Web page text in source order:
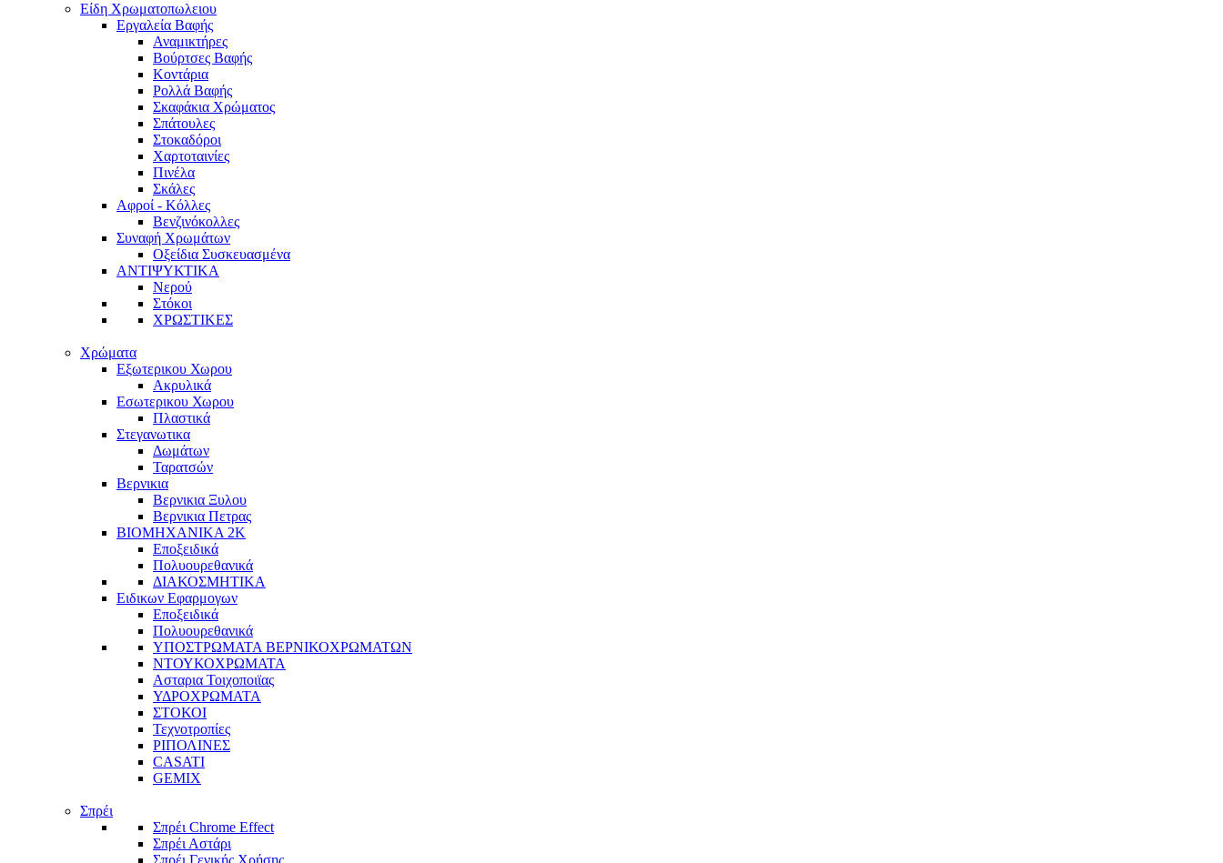
Είδη Χρωματοπωλειου
Εργαλεία Βαφής
Αναμικτήρες
Βούρτσες Βαφής
Κοντάρια
Ρολλά Βαφής
Σκαφάκια Χρώματος
Σπάτουλες
Στοκαδόροι
Χαρτοταινίες
Πινέλα
Σκάλες
Αφροί - Κόλλες
Βενζινόκολλες
Συναφή Χρωμάτων
Οξείδια Συσκευασμένα
ΑΝΤΙΨΥΚΤΙΚΑ
Νερού
Στόκοι
ΧΡΩΣΤΙΚΕΣ
Χρώματα
Εξωτερικου Χωρου
Ακρυλικά
Εσωτερικου Χωρου
Πλαστικά
Στεγανωτικα
Δωμάτων
Ταρατσών
Βερνικια
Βερνικια Ξυλου
Βερνικια Πετρας
ΒΙΟΜΗΧΑΝΙΚΑ 2Κ
Εποξειδικά
Πολυουρεθανικά
ΔΙΑΚΟΣΜΗΤΙΚΑ
Ειδικων Εφαρμογων
Εποξειδικά
Πολυουρεθανικά
ΥΠΟΣΤΡΩΜΑΤΑ ΒΕΡΝΙΚΟΧΡΩΜΑΤΩΝ
ΝΤΟΥΚΟΧΡΩΜΑΤΑ
Ασταρια Τοιχοποιϊας
ΥΔΡΟΧΡΩΜΑΤΑ
ΣΤΟΚΟΙ
Τεχνοτροπίες
ΡΙΠΟΛΙΝΕΣ
CASATI
GEMIX
Σπρέι
Σπρέι Chrome Effect
Σπρέι Αστάρι
Σπρέι Γενικής Χρήσης